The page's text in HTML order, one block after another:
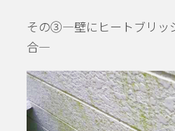
その③―壁にヒートブリッ
合―